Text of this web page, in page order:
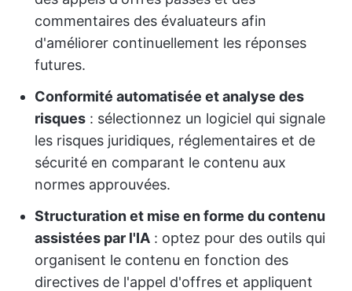
commentaires des évaluateurs afin
d'améliorer continuellement les réponses
futures.
Conformité automatisée et analyse des
risques : sélectionnez un logiciel qui signale
les risques juridiques, réglementaires et de
sécurité en comparant le contenu aux
normes approuvées.
Structuration et mise en forme du contenu
assistées par l'IA : optez pour des outils qui
organisent le contenu en fonction des
directives de l'appel d'offres et appliquent